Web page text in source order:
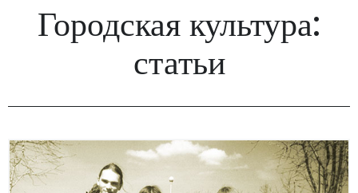
Городская культура:
статьи